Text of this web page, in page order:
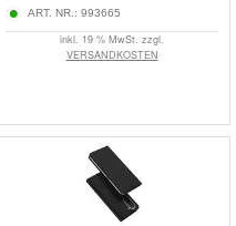
ART. NR.: 993665
inkl. 19 % MwSt. zzgl.
VERSANDKOSTEN